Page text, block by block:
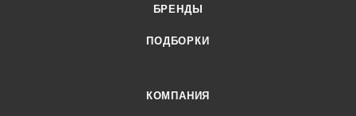
БРЕНДЫ
ПОДБОРКИ
КОМПАНИЯ